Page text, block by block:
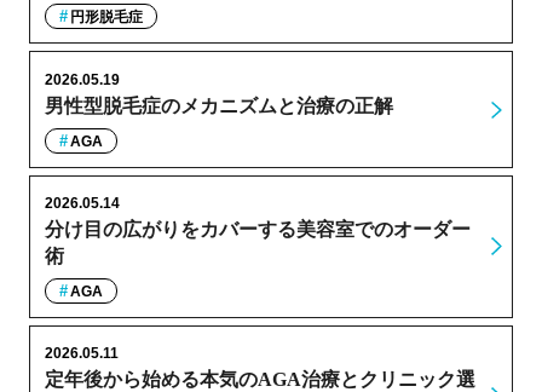
円形脱毛症
男性型脱毛症のメカニズムと治療の正解
2026.05.19
AGA
分け目の広がりをカバーする美容室でのオーダー
術
2026.05.14
AGA
定年後から始める本気のAGA治療とクリニック選
2026.05.11